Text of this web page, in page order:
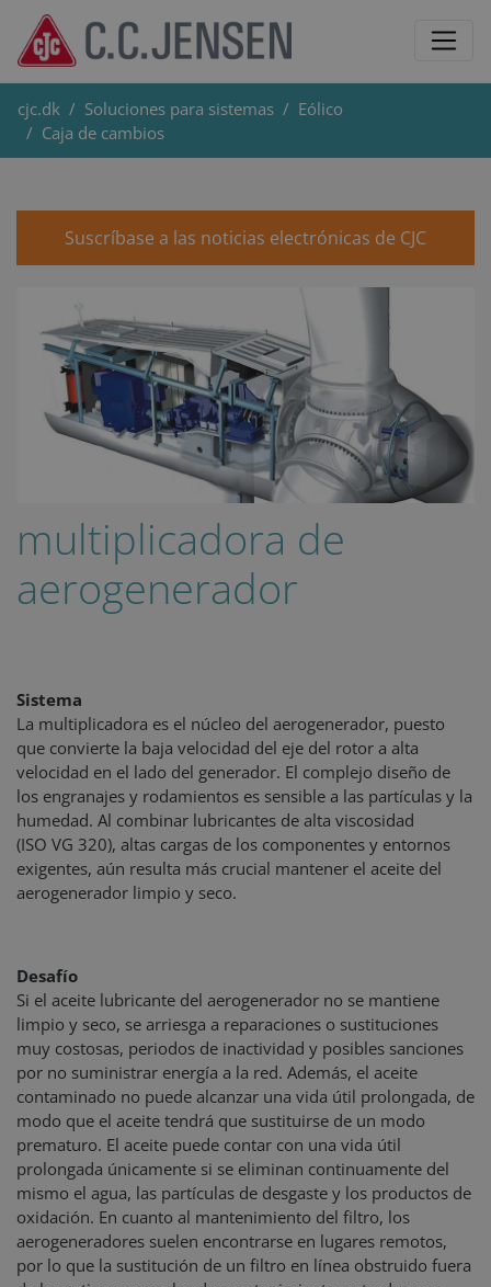
cjc.dk Soluciones para sistemas
Eólico
Caja de cambios
Suscríbase a las noticias electrónicas de CJC
multiplicadora de
aerogenerador
Sistema
La multiplicadora es el núcleo del aerogenerador, puesto
que convierte la baja velocidad del eje del rotor a alta
velocidad en el lado del generador. El complejo diseño de
los engranajes y rodamientos es sensible a las partículas y la
humedad. Al combinar lubricantes de alta viscosidad
(ISO VG 320), altas cargas de los componentes y entornos
exigentes, aún resulta más crucial mantener el aceite del
aerogenerador limpio y seco.
Desafío
Si el aceite lubricante del aerogenerador no se mantiene
limpio y seco, se arriesga a reparaciones o sustituciones
muy costosas, periodos de inactividad y posibles sanciones
por no suministrar energía a la red. Además, el aceite
contaminado no puede alcanzar una vida útil prolongada, de
modo que el aceite tendrá que sustituirse de un modo
prematuro. El aceite puede contar con una vida útil
prolongada únicamente si se eliminan continuamente del
mismo el agua, las partículas de desgaste y los productos de
oxidación. En cuanto al mantenimiento del filtro, los
aerogeneradores suelen encontrarse en lugares remotos,
por lo que la sustitución de un filtro en línea obstruido fuera